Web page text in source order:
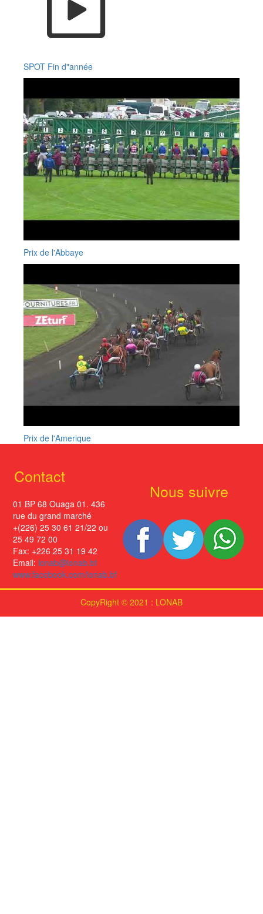
SPOT Fin d"année
Prix de l'Abbaye
Prix de l'Amerique
Contact
01 BP 68 Ouaga 01. 436
rue du grand marché
+(226) 25 30 61 21/22 ou
25 49 72 00
Fax: +226 25 31 19 42
Email: lonab@lonab.bf
www.facebook.com/lonab.bf
Nous suivre
CopyRight © 2021 : LONAB